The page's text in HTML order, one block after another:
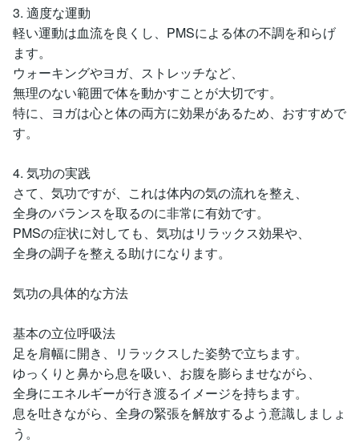
3. 適度な運動
軽い運動は血流を良くし、PMSによる体の不調を和らげ
ます。
ウォーキングやヨガ、ストレッチなど、
無理のない範囲で体を動かすことが大切です。
特に、ヨガは心と体の両方に効果があるため、おすすめで
す。
4. 気功の実践
さて、気功ですが、これは体内の気の流れを整え、
全身のバランスを取るのに非常に有効です。
PMSの症状に対しても、気功はリラックス効果や、
全身の調子を整える助けになります。
気功の具体的な方法
基本の立位呼吸法
足を肩幅に開き、リラックスした姿勢で立ちます。
ゆっくりと鼻から息を吸い、お腹を膨らませながら、
全身にエネルギーが行き渡るイメージを持ちます。
息を吐きながら、全身の緊張を解放するよう意識しましょ
う。